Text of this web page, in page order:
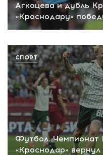
Агкацева и дубль
«Краснодару»
Футбол. Чемпионат
«Краснодар»
СПОРТ